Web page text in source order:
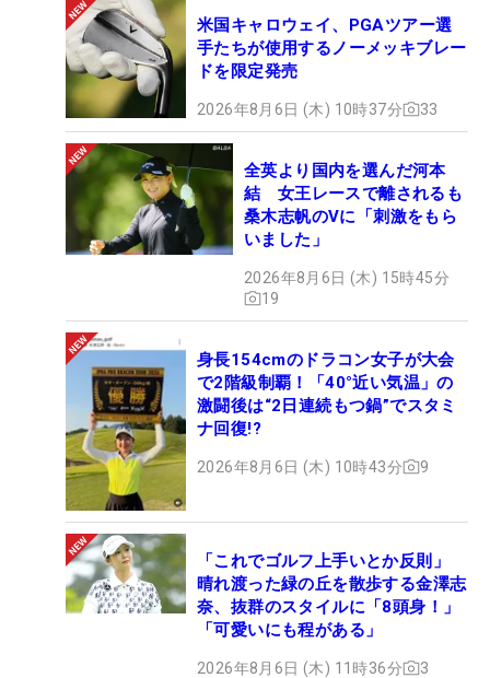
米国キャロウェイ、PGAツアー選
手たちが使用するノーメッキブレー
ドを限定発売
2026年8月6日 (木) 10時37分 33
全英より国内を選んだ河本
結 女王レースで離されるも
桑木志帆のVに「刺激をもら
いました」
2026年8月6日 (木) 15時45分
19
身長154cmのドラコン女子が大会
で2階級制覇！「40°近い気温」の
激闘後は“2日連続もつ鍋”でスタミ
ナ回復!?
2026年8月6日 (木) 10時43分 9
「これでゴルフ上手いとか反則」
晴れ渡った緑の丘を散歩する金澤志
奈、抜群のスタイルに「8頭身！」
「可愛いにも程がある」
2026年8月6日 (木) 11時36分 3